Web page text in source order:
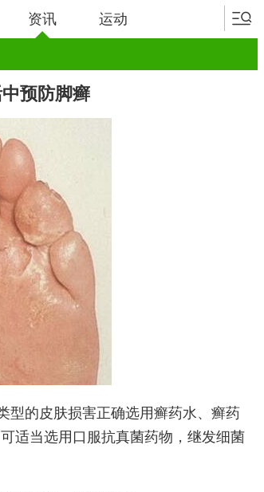
资讯 运动
预防脚癣
型的皮肤损害正确选用癣药水、癣药
适当选用口服抗真菌药物，继发细菌